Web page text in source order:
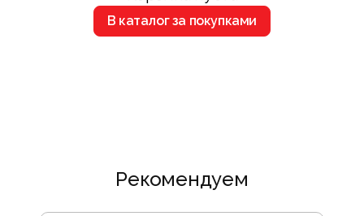
В каталог за покупками
Рекомендуем